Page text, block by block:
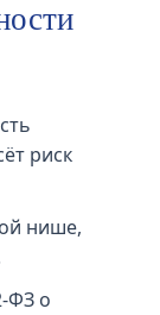
риск
нише,
ФЗ о